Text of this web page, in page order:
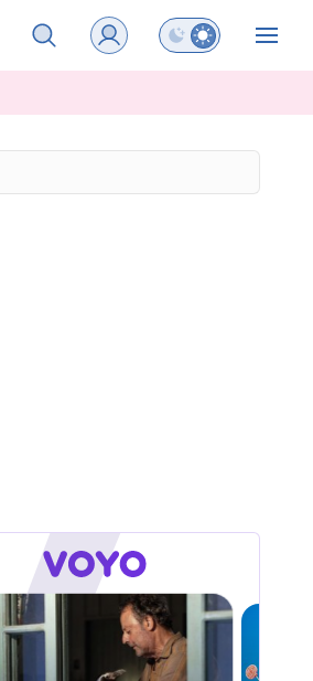
Preklopi barvni